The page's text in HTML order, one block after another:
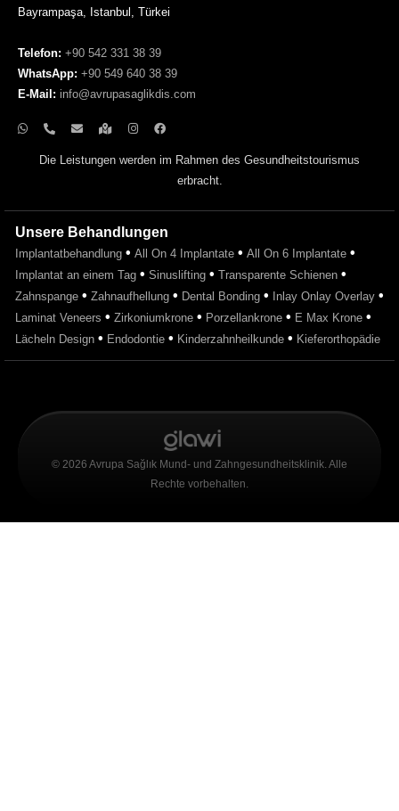
Bayrampaşa, Istanbul, Türkei
Telefon: +90 542 331 38 39
WhatsApp: +90 549 640 38 39
E-Mail: info@avrupasaglikdis.com
Die Leistungen werden im Rahmen des Gesundheitstourismus
erbracht.
Unsere Behandlungen
Implantatbehandlung • All On 4 Implantate • All On 6 Implantate •
Implantat an einem Tag • Sinuslifting • Transparente Schienen •
Zahnspange • Zahnaufhellung • Dental Bonding • Inlay Onlay Overlay •
Laminat Veneers • Zirkoniumkrone • Porzellankrone • E Max Krone •
Lächeln Design • Endodontie • Kinderzahnheilkunde • Kieferorthopädie
© 2026 Avrupa Sağlık Mund- und Zahngesundheitsklinik. Alle
Rechte vorbehalten.